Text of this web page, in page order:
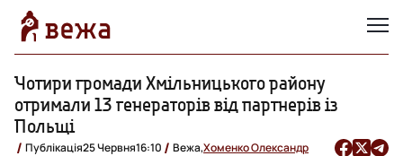
Чотири громади Хмільницького району
отримали 13 генераторів від партнерів із
Польщі
Публікація25 Червня16:10 Вежа,Хоменко Олександр